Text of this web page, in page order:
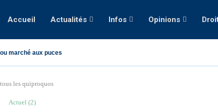
Accueil Actualités Infos Opinions
marché aux puces
les quiproquos
Actuel (2)